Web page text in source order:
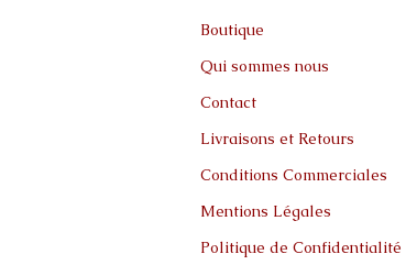
Boutique
Qui sommes nous
Contact
Livraisons et Retours
Conditions Commerciales
Mentions Légales
Politique de Confidentialité